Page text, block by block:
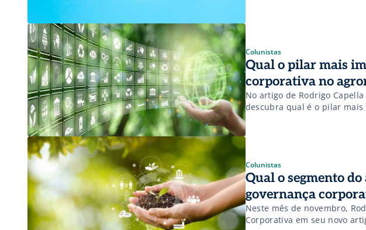
Colunistas
Qual o pilar mais
corporativa no
No artigo de Rodrigo
descubra qual é o pilar
Colunistas
Qual o segmento
governança
Neste mês de novembro,
Corporativa em seu novo